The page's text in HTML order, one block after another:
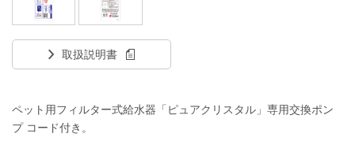
取扱説明書
ペット用フィルター式給水器「ピュアクリスタル」専用交換ポン
プ コード付き。